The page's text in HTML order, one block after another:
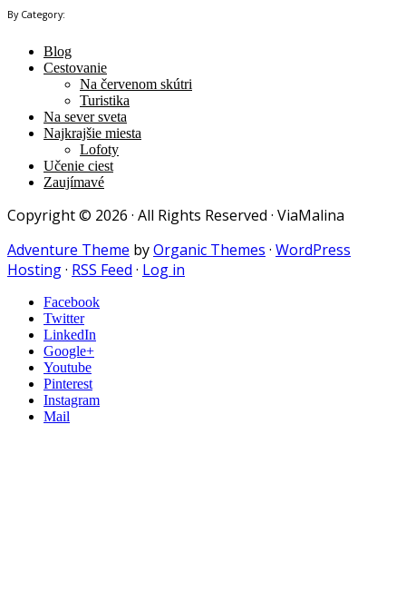
By Category:
Blog
Cestovanie
Na červenom skútri
Turistika
Na sever sveta
Najkrajšie miesta
Lofoty
Učenie ciest
Zaujímavé
Copyright © 2026 · All Rights Reserved · ViaMalina
Adventure Theme byOrganic Themes · WordPress
Hosting· RSS Feed · Log in
Facebook
Twitter
LinkedIn
Google+
Youtube
Pinterest
Instagram
Mail